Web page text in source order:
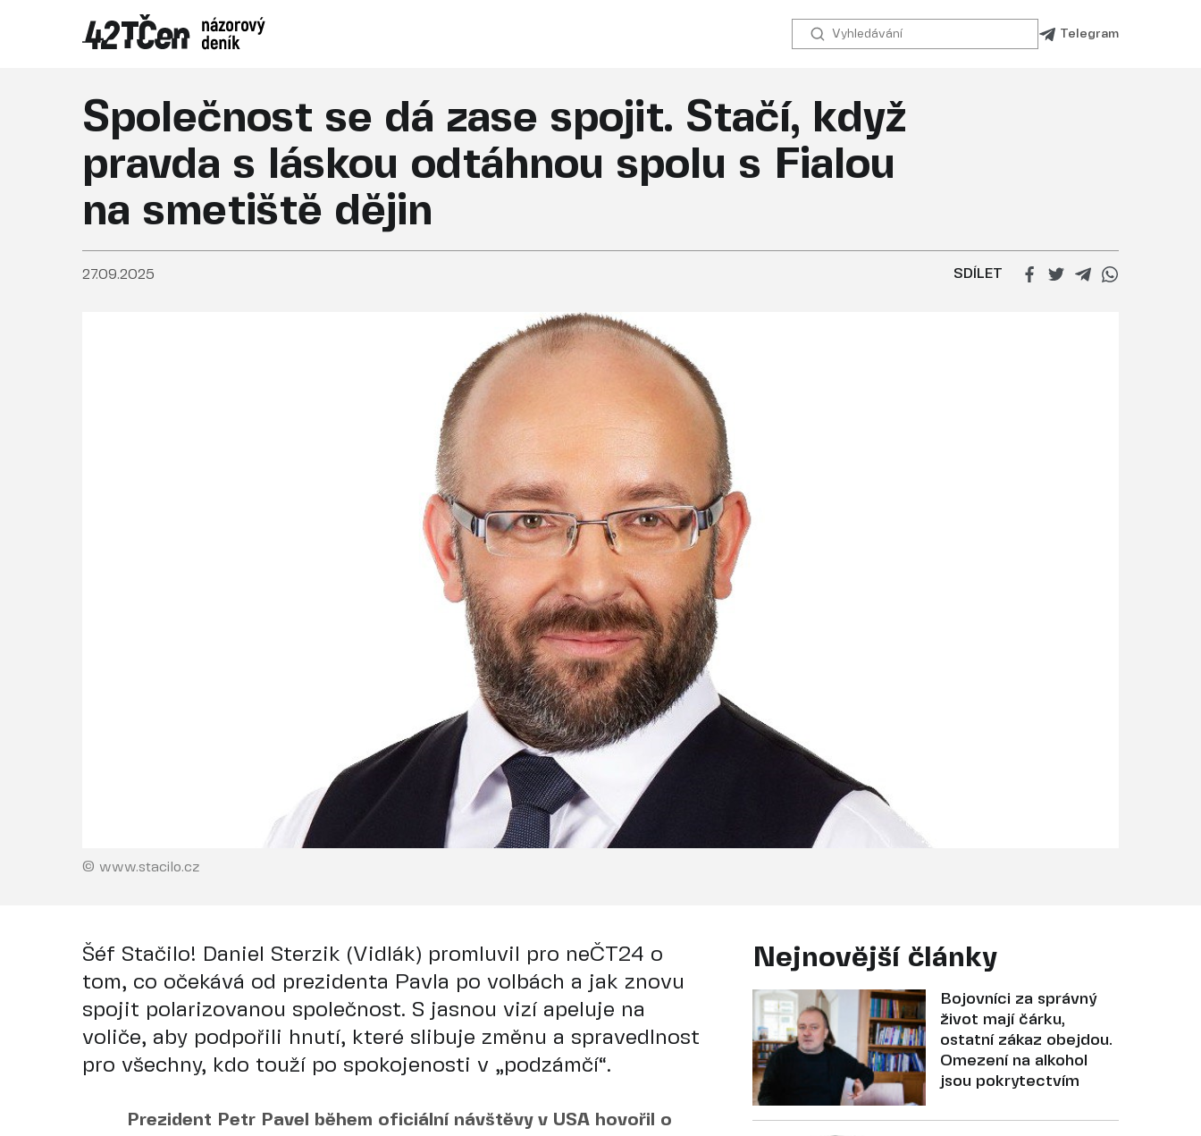
Telegram
Společnost se dá zase spojit. Stačí, když
pravda s láskou odtáhnou spolu s Fialou
na smetiště dějin
27.09.2025 SDÍLET
© www.stacilo.cz
Šéf Stačilo! Daniel Sterzik (Vidlák) promluvil pro neČT24 o
tom, co očekává od prezidenta Pavla po volbách a jak znovu
spojit polarizovanou společnost. S jasnou vizí apeluje na
voliče, aby podpořili hnutí, které slibuje změnu a spravedlnost
pro všechny, kdo touží po spokojenosti v „podzámčí“.
Prezident Petr Pavel během oficiální návštěvy v USA hovořil o
Nejnovější články
Bojovníci za správný
život mají čárku,
ostatní zákaz obejdou.
Omezení na alkohol
jsou pokrytectvím